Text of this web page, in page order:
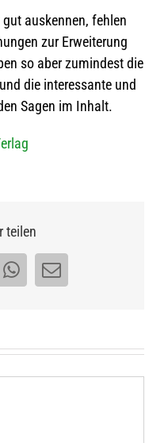
aus­ken­nen, feh­len
zur Erwei­te­rung
so aber zumin­dest die
die inter­es­sante und
Sagen im Inhalt.
teilen
WhatsApp
E-